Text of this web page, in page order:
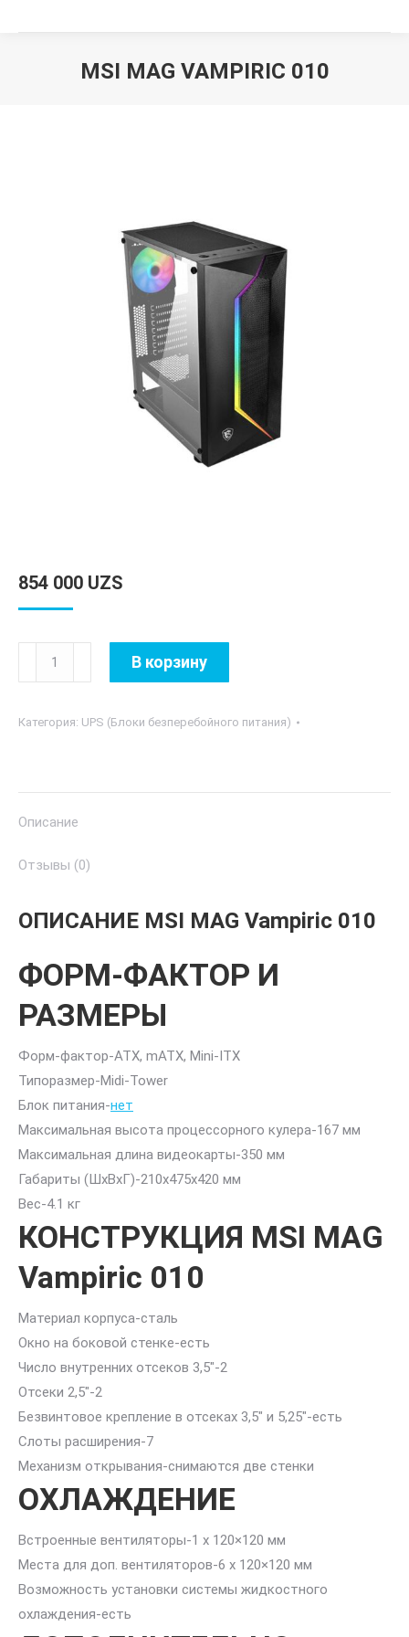
MSI MAG VAMPIRIC 010
854 000 UZS
Количество
товара
MAG
В корзину
Категория: UPS (Блоки безперебойного питания)
Описание
Отзывы (0)
ОПИСАНИЕ MSI MAG Vampiric 010
ФОРМ-ФАКТОР И
РАЗМЕРЫ
Форм-фактор-ATX, mATX, Mini-ITX
Типоразмер-Midi-Tower
Блок питания-нет
Максимальная высота процессорного кулера-167 мм
Максимальная длина видеокарты-350 мм
Габариты (ШхВхГ)-210x475x420 мм
Вес-4.1 кг
КОНСТРУКЦИЯ MSI MAG
Vampiric 010
Материал корпуса-сталь
Окно на боковой стенке-есть
Число внутренних отсеков 3,5″-2
Отсеки 2,5″-2
Безвинтовое крепление в отсеках 3,5″ и 5,25″-есть
Слоты расширения-7
Механизм открывания-снимаются две стенки
ОХЛАЖДЕНИЕ
Встроенные вентиляторы-1 x 120×120 мм
Места для доп. вентиляторов-6 x 120×120 мм
Возможность установки системы жидкостного
охлаждения-есть